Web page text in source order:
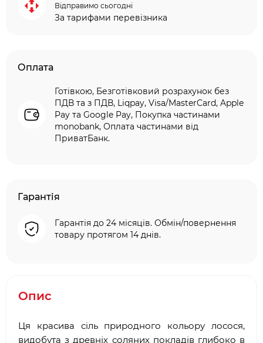
Відправимо сьогодні
За тарифами перевізника
Оплата
Готівкою, Безготівковий розрахунок без
ПДВ та з ПДВ, Liqpay, Visa/MasterCard, Apple
Pay та Google Pay, Покупка частинами
monobank, Оплата частинами від
ПриватБанк.
Гарантія
Гарантія до 24 місяців. Обмін/повернення
товару протягом 14 днів.
Опис
Ця красива сіль природного кольору лосося,
видобута з древніх соляних покладів глибоко в